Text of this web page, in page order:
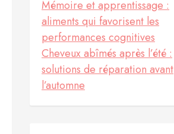
Mémoire et apprentissage :
aliments qui favorisent les
performances cognitives
Cheveux abîmés après l’été :
solutions de réparation avant
l’automne